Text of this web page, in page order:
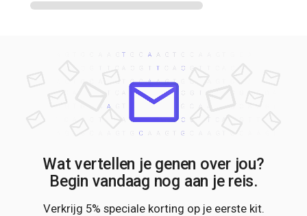
Wat vertellen je genen over jou?
Begin vandaag nog aan je reis.
Verkrijg 5% speciale korting op je eerste kit.